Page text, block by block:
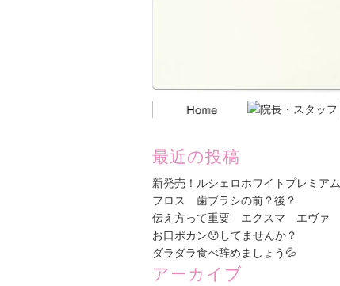
最近の投稿
新発売！ルシェロホワイトプレミアム
フロス 歯ブラシの前？後？
伝え方って重要 エクスマ エヴァ
お口ポカン😯してませんか？
ダラダラ食べ辞めましょう💦
アーカイブ